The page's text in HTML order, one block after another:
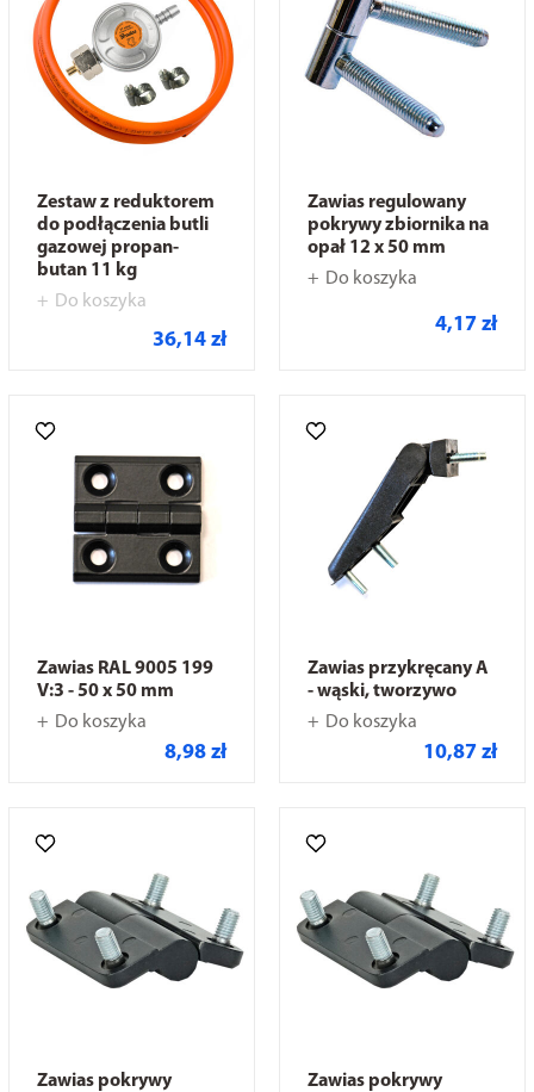
Zestaw z reduktorem
do podłączenia butli
gazowej propan-
butan 11 kg
Do koszyka
36,14 zł
Zawias regulowany
pokrywy zbiornika na
opał 12 x 50 mm
Do koszyka
4,17 zł
Zawias RAL 9005 199
V:3 - 50 x 50 mm
Do koszyka
8,98 zł
Zawias przykręcany A
- wąski, tworzywo
Do koszyka
10,87 zł
Zawias pokrywy
Zawias pokrywy